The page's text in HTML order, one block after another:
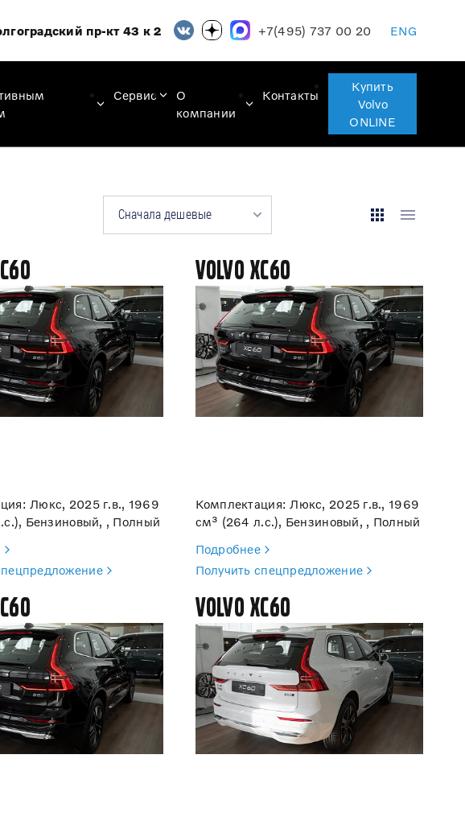
пр-кт 43 к 2 +7(495) 737 00 20 ENG
Сервис
О
компании
Контакты
Купить
Volvo
ONLINE
Сначала дешевые
Люкс, 2025 г.в., 1969
Бензиновый, , Полный
Volvo XC60
Комплектация: Люкс, 2025 г.в., 1969
см³ (264 л.с.), Бензиновый, , Полный
Подробнее
Получить спецпредложение
Volvo XC60